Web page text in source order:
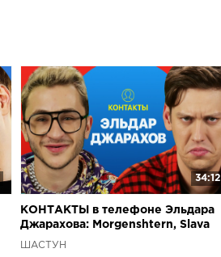
34:12
КОНТАКТЫ в телефоне Эльдара
Джарахова: Morgenshtern, Slava
Marlow, Баста, Даня Поперечный
ШАСТУН